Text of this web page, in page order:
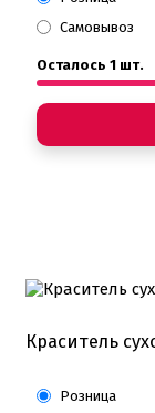
Самовывоз
Осталось 1 шт.
Краситель
Розница